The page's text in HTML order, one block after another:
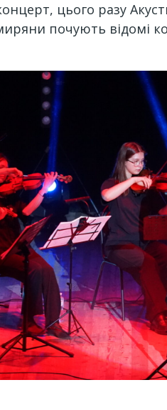
цього разу
почують відомі